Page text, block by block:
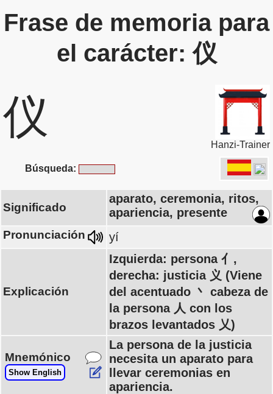
Frase de memoria para
el carácter: 仪
仪
Hanzi-Trainer
Búsqueda:
Significado
aparato, ceremonia, ritos,
apariencia, presente
Pronunciación yí
Explicación
Izquierda: persona 亻,
derecha: justicia 义 (Viene
del acentuado 丶 cabeza de
la persona 人 con los
brazos levantados 乂)
Mnemónico
Show English
La persona de la justicia
necesita un aparato para
llevar ceremonias en
apariencia.